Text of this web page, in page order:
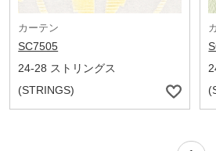
カーテン
SC7505
24-28 ストリングス
(STRINGS)